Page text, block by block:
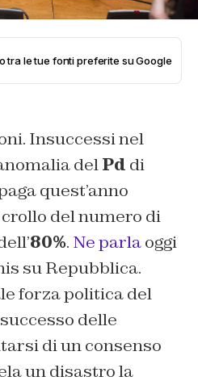
tra le tue fonti preferite su Google
Insuccessi nel
delPd di
quest’anno
del numero di
80%. Ne parlaoggi
su Repubblica.
forza politica del
delle
di un consenso
un disastro la